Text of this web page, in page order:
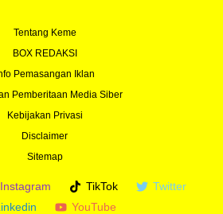
Tentang Keme
BOX REDAKSI
Pemasangan Iklan
Pemberitaan Media Siber
Kebijakan Privasi
Disclaimer
Sitemap
Instagram TikTok
Twitter
YouTube